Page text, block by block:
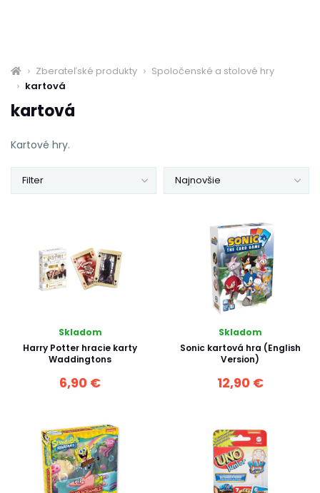
Zberateľské produkty
Spoločenské a stolové hry
kartová
kartová
Kartové hry.
Najnovšie
Filter
Skladom
Harry Potter hracie karty
Waddingtons
6,90 €
Skladom
Sonic kartová hra (English
Version)
12,90 €